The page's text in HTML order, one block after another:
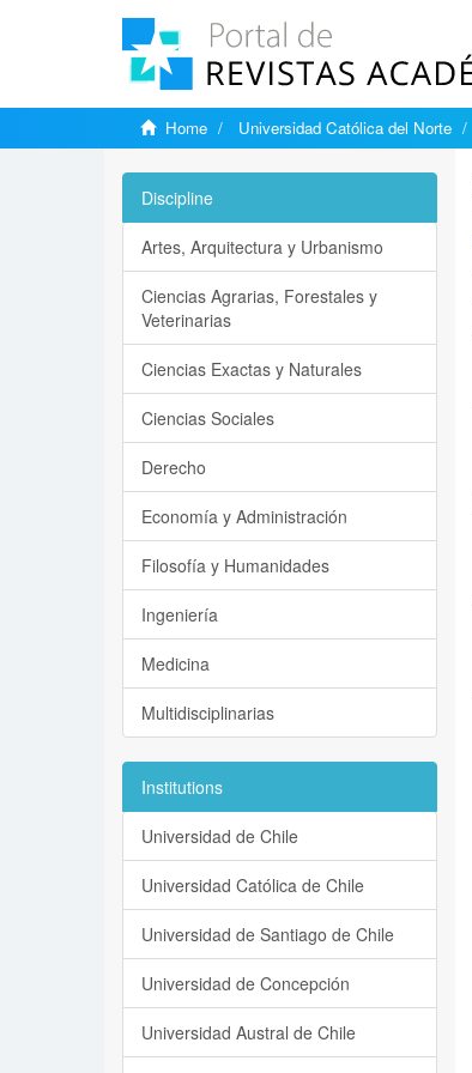
Home Universidad Católica del Norte
Discipline
Artes, Arquitectura y Urbanismo
Ciencias Agrarias, Forestales y
Veterinarias
Ciencias Exactas y Naturales
Ciencias Sociales
Derecho
Economía y Administración
Filosofía y Humanidades
Ingeniería
Medicina
Multidisciplinarias
Institutions
Universidad de Chile
Universidad Católica de Chile
Universidad de Santiago de Chile
Universidad de Concepción
Universidad Austral de Chile